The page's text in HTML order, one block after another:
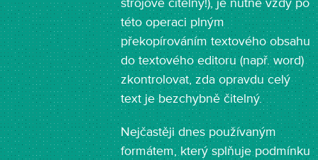
této operaci plným
překopírováním textového obsahu
do textového editoru (např. word)
zkontrolovat, zda opravdu celý
text je bezchybně čitelný.
Nejčastěji dnes používaným
formátem, který splňuje podmínku